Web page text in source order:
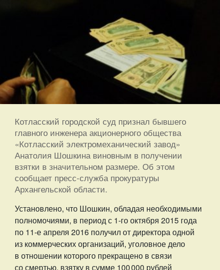
Котласский городской суд признал бывшего
главного инженера акционерного общества
«Котласский электромеханический завод»
Анатолия Шошкина виновным в получении
взятки в значительном размере. Об этом
сообщает пресс-служба прокуратуры
Архангельской области.
Установлено, что Шошкин, обладая необходимыми
полномочиями, в период с 1-го октября 2015 года
по 11-е апреля 2016 получил от директора одной
из коммерческих организаций, уголовное дело
в отношении которого прекращено в связи
со смертью, взятку в сумме 100 000 рублей